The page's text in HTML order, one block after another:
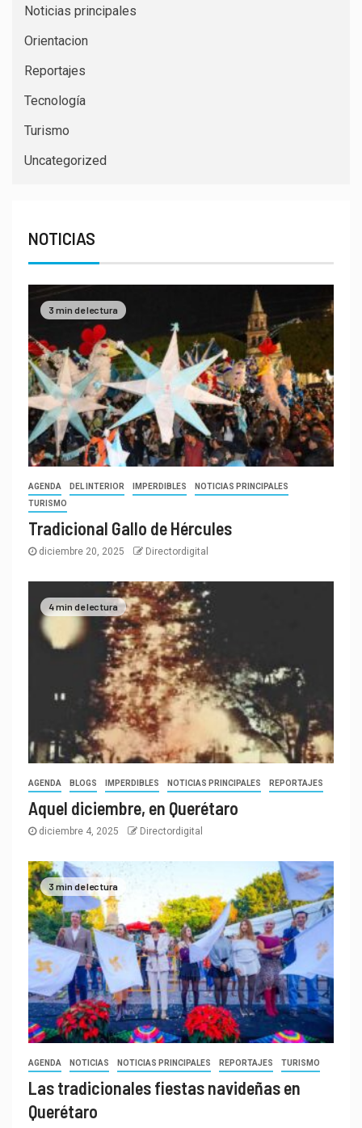
Noticias principales
Orientacion
Reportajes
Tecnología
Turismo
Uncategorized
NOTICIAS
3 min de lectura
AGENDA DEL INTERIOR IMPERDIBLES
NOTICIAS PRINCIPALES
TURISMO
Tradicional Gallo de Hércules
diciembre 20, 2025 Directordigital
4 min de lectura
AGENDA BLOGS IMPERDIBLES NOTICIAS PRINCIPALES REPORTAJES
Aquel diciembre, en Querétaro
diciembre 4, 2025 Directordigital
3 min de lectura
AGENDA NOTICIAS NOTICIAS PRINCIPALES REPORTAJES TURISMO
Las tradicionales fiestas navideñas en
Querétaro